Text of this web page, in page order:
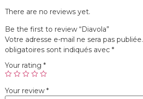
There are no reviews yet.
Be the first to review “Diavola”
Votre adresse e-mail ne sera pas publiée.
obligatoires sont indiqués avec *
Your rating *
Your review *